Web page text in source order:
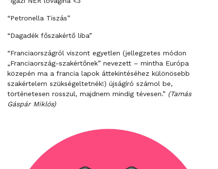
“Petronella Tiszás”
“Dagadék főszakértő liba”
“Franciaországról viszont egyetlen (jellegzetes módon
„Franciaország-szakértőnek” nevezett – mintha Európa
közepén ma a francia lapok áttekintéséhez különösebb
szakértelem szükségeltetnék!) újságíró számol be,
történetesen rosszul, majdnem mindig tévesen.” (Tamás
Gáspár Miklós)